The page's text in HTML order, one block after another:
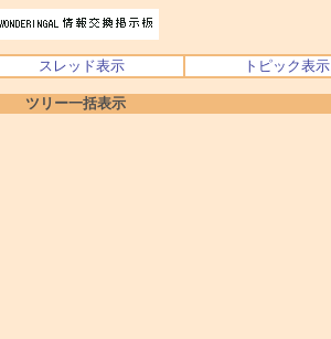
スレッド表示 トピック表示
ツリー一括表示